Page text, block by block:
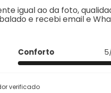
igual ao da foto,
e recebi email e
Conforto
verificado